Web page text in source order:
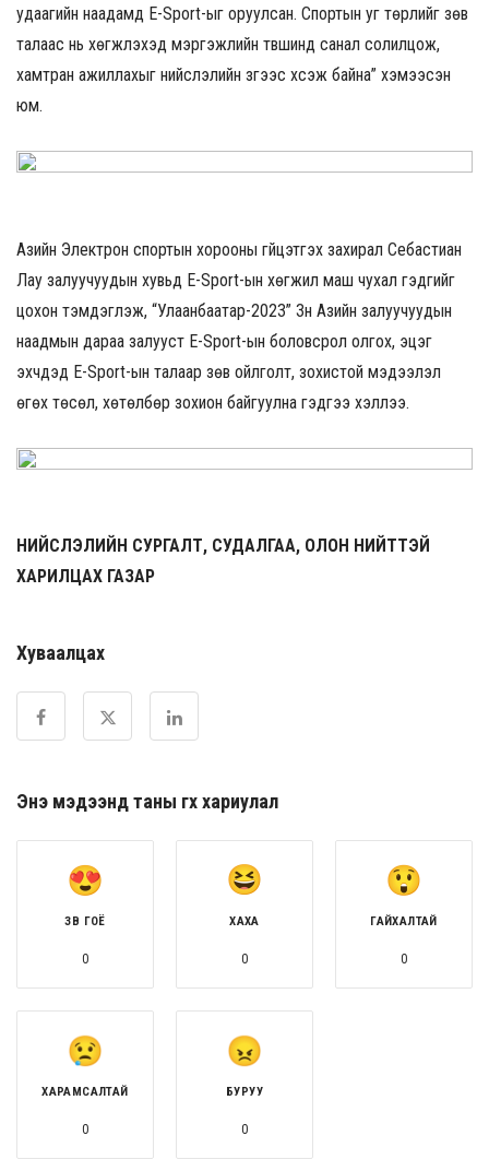
удаагийн наадамд E-Sport-ыг оруулсан. Спортын уг төрлийг зөв
талаас нь хөгжүүлэхэд мэргэжлийн түвшинд санал солилцож,
хамтран ажиллахыг нийслэлийн зүгээс хүсэж байна” хэмээсэн
юм.
Азийн Электрон спортын хорооны гүйцэтгэх захирал Себастиан
Лау залуучуудын хувьд E-Sport-ын хөгжил маш чухал гэдгийг
цохон тэмдэглэж, “Улаанбаатар-2023” Зүүн Азийн залуучуудын
наадмын дараа залууст E-Sport-ын боловсрол олгох, эцэг
эхчүүдэд E-Sport-ын талаар зөв ойлголт, зохистой мэдээлэл
өгөх төсөл, хөтөлбөр зохион байгуулна гэдгээ хэллээ.
НИЙСЛЭЛИЙН СУРГАЛТ, СУДАЛГАА, ОЛОН НИЙТТЭЙ
ХАРИЛЦАХ ГАЗАР
Хуваалцах
Энэ мэдээнд таны өгөх хариулал
ЗӨВ ГОЁ
0
ХАХА
0
ГАЙХАЛТАЙ
0
ХАРАМСАЛТАЙ
0
БУРУУ
0